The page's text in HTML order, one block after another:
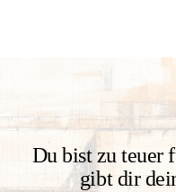
Du bist zu
gibt dir